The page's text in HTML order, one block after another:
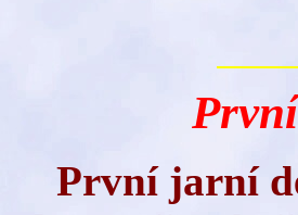
První jarní